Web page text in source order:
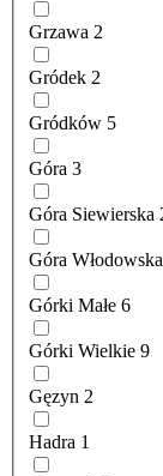
Grzawa 2
Gródek 2
Gródków 5
Góra 3
Góra Siewierska
Góra Włodowska
Górki Małe 6
Górki Wielkie 9
Gęzyn 2
Hadra 1